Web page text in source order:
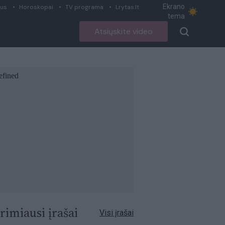
Horoskopai TV programa Lrytas.lt
Ekrano
tema
Atsiųskite video
įrašai Visi įrašai